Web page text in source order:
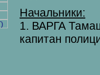
Начальники:
1. ВАРГА
капитан